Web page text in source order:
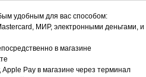
удобным для вас способом:
МИР, электронными деньгами, и
в магазине
Pay в магазине через терминал